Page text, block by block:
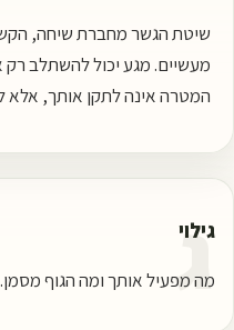
שיטת הגשר מחברת שיחה,
מעשיים. מגע יכול להשתלב רק
המטרה אינה לתקן אותך, אלא
ג
גילוי
מה מפעיל אותך ומה הגוף מסמן.